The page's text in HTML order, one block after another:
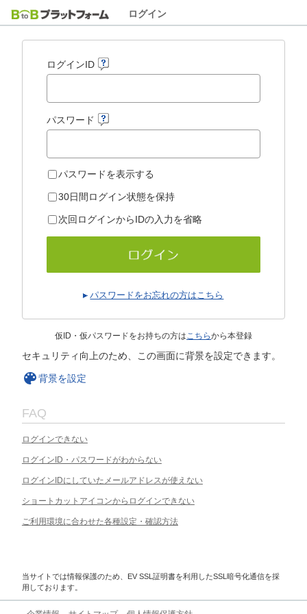
ログイン
ログインID
パスワード
パスワードを表示する
30日間ログイン状態を保持
次回ログインからIDの入力を省略
パスワードをお忘れの方はこちら
仮ID・仮パスワードをお持ちの方はこちらから本登録
セキュリティ向上のため、この画面に背景を設定できます。
背景を設定
FAQ
ログインできない
ログインID・パスワードがわからない
ログインIDにしていたメールアドレスが使えない
ショートカットアイコンからログインできない
ご利用環境に合わせた各種設定・確認方法
当サイトでは情報保護のため、EV SSL証明書を利用したSSL暗号化通信を採
用しております。